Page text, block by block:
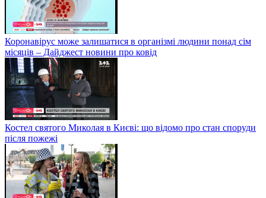
Коронавірус може залишатися в організмі людини понад сім
місяців – Дайджест новини про ковід
Костел святого Миколая в Києві: що відомо про стан споруди
після пожежі